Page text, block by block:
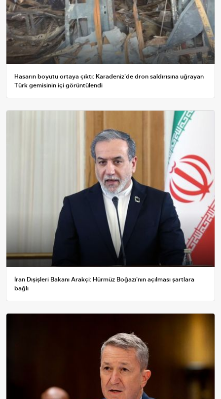
Hasarın boyutu ortaya çıktı: Karadeniz'de dron saldırısına uğrayan
Türk gemisinin içi görüntülendi
İran Dışişleri Bakanı Arakçi: Hürmüz Boğazı'nın açılması şartlara
bağlı